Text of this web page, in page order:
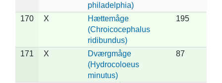
philadelphia)
170 X
Hættemåge
(Chroicocephalus
ridibundus)
195
171 X
Dværgmåge
(Hydrocoloeus
minutus)
87